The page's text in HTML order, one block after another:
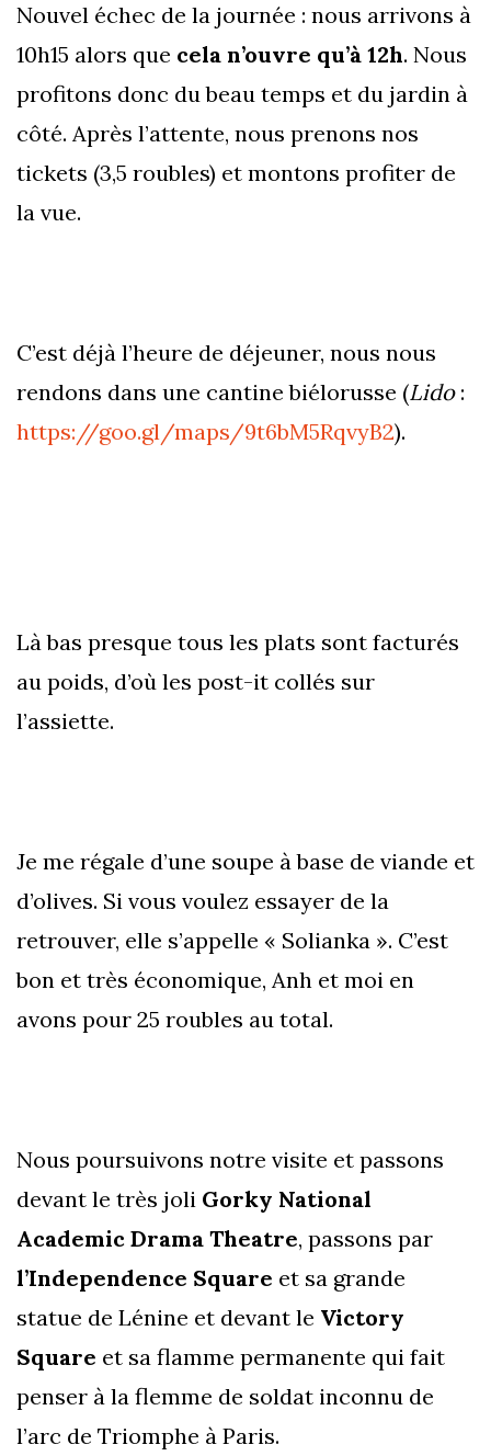
Nouvel échec de la journée : nous arrivons à
10h15 alors que cela n’ouvre qu’à 12h. Nous
profitons donc du beau temps et du jardin à
côté. Après l’attente, nous prenons nos
tickets (3,5 roubles) et montons profiter de
la vue.
C’est déjà l’heure de déjeuner, nous nous
rendons dans une cantine biélorusse (Lido:
https://goo.gl/maps/9t6bM5RqvyB2).
Là bas presque tous les plats sont facturés
au poids, d’où les post-it collés sur
l’assiette.
Je me régale d’une soupe à base de viande et
d’olives. Si vous voulez essayer de la
retrouver, elle s’appelle « Solianka ». C’est
bon et très économique, Anh et moi en
avons pour 25 roubles au total.
Nous poursuivons notre visite et passons
devant le très joli Gorky National
Academic Drama Theatre, passons par
l’Independence Square et sa grande
statue de Lénine et devant le Victory
Square et sa flamme permanente qui fait
penser à la flemme de soldat inconnu de
l’arc de Triomphe à Paris.